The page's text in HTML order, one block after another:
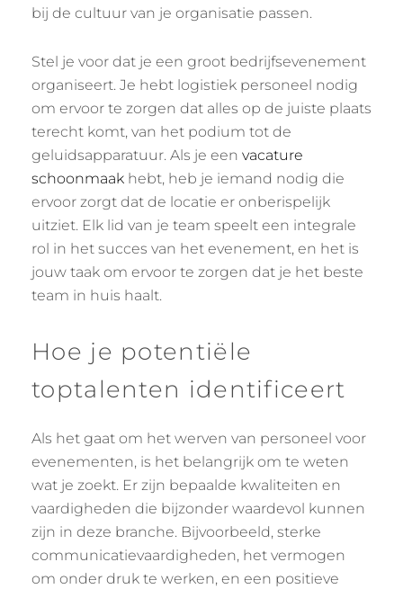
bij de cultuur van je organisatie passen.
Stel je voor dat je een groot bedrijfsevenement
organiseert. Je hebt logistiek personeel nodig
om ervoor te zorgen dat alles op de juiste plaats
terecht komt, van het podium tot de
geluidsapparatuur. Als je een vacature
schoonmaak hebt, heb je iemand nodig die
ervoor zorgt dat de locatie er onberispelijk
uitziet. Elk lid van je team speelt een integrale
rol in het succes van het evenement, en het is
jouw taak om ervoor te zorgen dat je het beste
team in huis haalt.
Hoe je potentiële
toptalenten identificeert
Als het gaat om het werven van personeel voor
evenementen, is het belangrijk om te weten
wat je zoekt. Er zijn bepaalde kwaliteiten en
vaardigheden die bijzonder waardevol kunnen
zijn in deze branche. Bijvoorbeeld, sterke
communicatievaardigheden, het vermogen
om onder druk te werken, en een positieve